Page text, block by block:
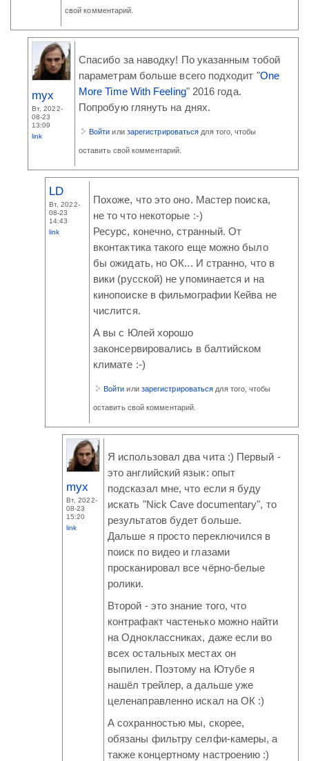
свой комментарий.
myx
Вт, 2022-
08-23
13:09
link
Спасибо за наводку! По указанным тобой
параметрам больше всего подходит "One
More Time With Feeling" 2016 года.
Попробую глянуть на днях.
Войти или зарегистрироваться для того, чтобы
оставить свой комментарий.
LD
Вт, 2022-
08-23
14:43
link
Похоже, что это оно. Мастер поиска,
не то что некоторые :-)
Ресурс, конечно, странный. От
вконтактика такого еще можно было
бы ожидать, но ОК... И странно, что в
вики (русской) не упоминается и на
кинопоиске в фильмографии Кейва не
числится.
А вы с Юлей хорошо
законсервировались в балтийском
климате :-)
Войти или зарегистрироваться для того, чтобы
оставить свой комментарий.
myx
Вт, 2022-
08-23
15:20
link
Я использовал два чита :) Первый -
это английский язык: опыт
подсказал мне, что если я буду
искать "Nick Cave documentary", то
результатов будет больше.
Дальше я просто переключился в
поиск по видео и глазами
просканировал все чёрно-белые
ролики.
Второй - это знание того, что
контрафакт частенько можно найти
на Одноклассниках, даже если во
всех остальных местах он
выпилен. Поэтому на Ютубе я
нашёл трейлер, а дальше уже
целенаправленно искал на ОК :)
А сохранностью мы, скорее,
обязаны фильтру селфи-камеры, а
также концертному настроению :)